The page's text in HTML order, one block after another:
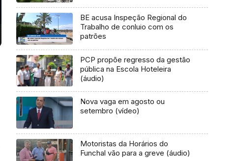
BE acusa Inspeção Regional do
Trabalho de conluio com os
patrões
PCP propõe regresso da gestão
pública na Escola Hoteleira
(áudio)
Nova vaga em agosto ou
setembro (vídeo)
Motoristas da Horários do
Funchal vão para a greve (áudio)